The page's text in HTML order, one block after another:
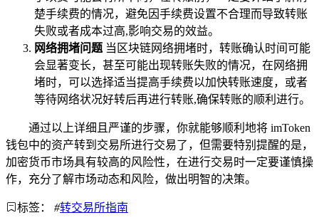
楚手续费的情况，避免因手续费设置不合理而导致转账
失败或者成本过高,影响交易的效益。
网络拥堵问题 当区块链网络拥堵时，转账确认时间可能
会显著变长，甚至可能出现转账失败的情况，在网络拥
堵时，可以选择适当提高手续费以加快转账速度，或者
等待网络状况好转后再进行转账,确保转账的顺利进行。
通过以上详细且严谨的步骤，你就能够顺利地将 imToken
钱包中的资产转到交易所进行交易了，但需要特别提醒的是，
加密货币市场具有较高的风险性，在进行交易时一定要谨慎操
作，充分了解市场动态和风险，做出明智的决策。
标签： #转交易所指南